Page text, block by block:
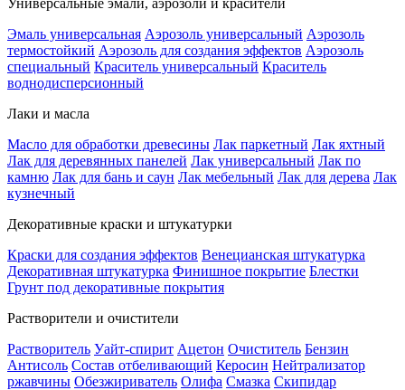
Универсальные эмали, аэрозоли и красители
Эмаль универсальная Аэрозоль универсальный Аэрозоль
термостойкий Аэрозоль для создания эффектов Аэрозоль
специальный Краситель универсальный Краситель
воднодисперсионный
Лаки и масла
Масло для обработки древесины Лак паркетный Лак яхтный
Лак для деревянных панелей Лак универсальный Лак по
камню Лак для бань и саун Лак мебельный Лак для дерева Лак
кузнечный
Декоративные краски и штукатурки
Краски для создания эффектов Венецианская штукатурка
Декоративная штукатурка Финишное покрытие Блестки
Грунт под декоративные покрытия
Растворители и очистители
Растворитель Уайт-спирит Ацетон Очиститель Бензин
Антисоль Состав отбеливающий Керосин Нейтрализатор
ржавчины Обезжириватель Олифа Смазка Скипидар